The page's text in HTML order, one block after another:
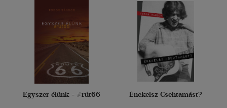
Egyszer élünk - #rút66 Énekelsz Csehtamást?